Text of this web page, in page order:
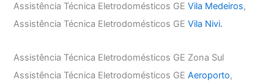
Assistência Técnica Eletrodomésticos GEVila Medeiros,
Assistência Técnica Eletrodomésticos GEVila Nivi.
Assistência Técnica Eletrodomésticos GE Zona Sul
Assistência Técnica Eletrodomésticos GEAeroporto,